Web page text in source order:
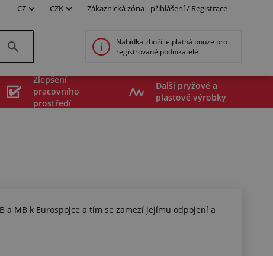
CZ CZK Zákaznická zóna - přihlášení/ Registrace
Nabídka zboží je platná pouze pro
registrované podnikatele
Zlepšení
pracovního
prostředí
Další pryžové a
plastové výrobky
a MB k Eurospojce a tím se zamezí jejímu odpojení a